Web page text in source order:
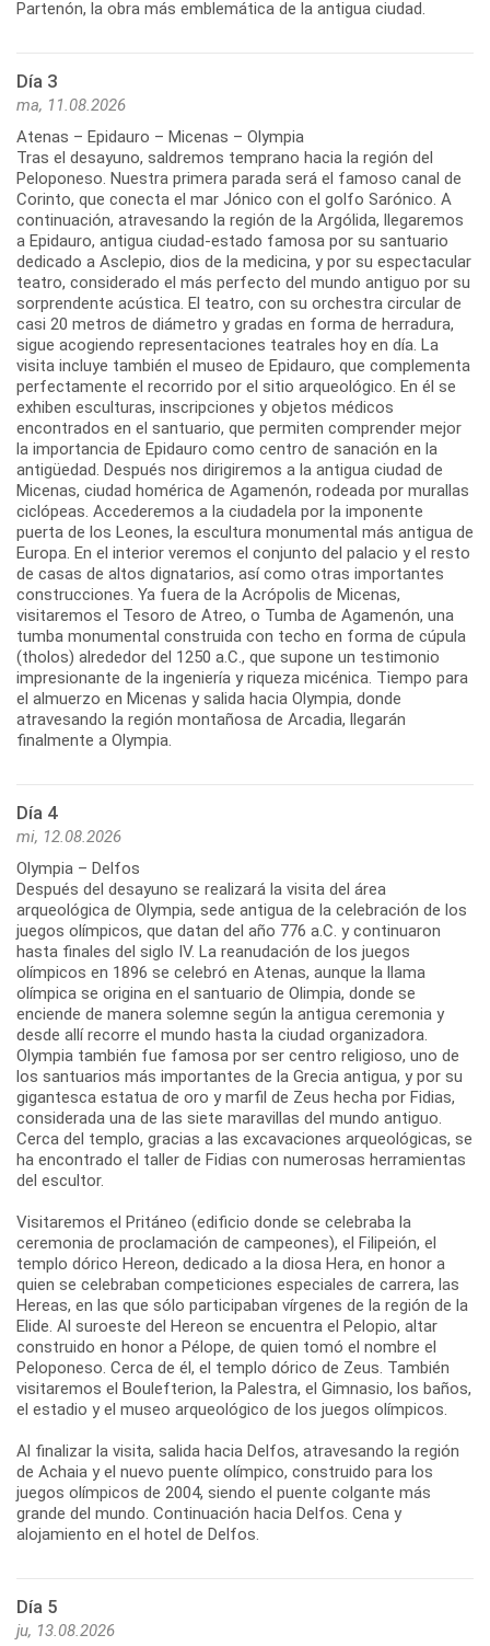
Día 3
ma, 11.08.2026
Atenas – Epidauro – Micenas – Olympia
Tras el desayuno, saldremos temprano hacia la región del
Peloponeso. Nuestra primera parada será el famoso canal de
Corinto, que conecta el mar Jónico con el golfo Sarónico. A
continuación, atravesando la región de la Argólida, llegaremos
a Epidauro, antigua ciudad-estado famosa por su santuario
dedicado a Asclepio, dios de la medicina, y por su espectacular
teatro, considerado el más perfecto del mundo antiguo por su
sorprendente acústica. El teatro, con su orchestra circular de
casi 20 metros de diámetro y gradas en forma de herradura,
sigue acogiendo representaciones teatrales hoy en día. La
visita incluye también el museo de Epidauro, que complementa
perfectamente el recorrido por el sitio arqueológico. En él se
exhiben esculturas, inscripciones y objetos médicos
encontrados en el santuario, que permiten comprender mejor
la importancia de Epidauro como centro de sanación en la
antigüedad. Después nos dirigiremos a la antigua ciudad de
Micenas, ciudad homérica de Agamenón, rodeada por murallas
ciclópeas. Accederemos a la ciudadela por la imponente
puerta de los Leones, la escultura monumental más antigua de
Europa. En el interior veremos el conjunto del palacio y el resto
de casas de altos dignatarios, así como otras importantes
construcciones. Ya fuera de la Acrópolis de Micenas,
visitaremos el Tesoro de Atreo, o Tumba de Agamenón, una
tumba monumental construida con techo en forma de cúpula
(tholos) alrededor del 1250 a.C., que supone un testimonio
impresionante de la ingeniería y riqueza micénica. Tiempo para
el almuerzo en Micenas y salida hacia Olympia, donde
atravesando la región montañosa de Arcadia, llegarán
Día 4
mi, 12.08.2026
Olympia – Delfos
Después del desayuno se realizará la visita del área
arqueológica de Olympia, sede antigua de la celebración de los
juegos olímpicos, que datan del año 776 a.C. y continuaron
hasta finales del siglo IV. La reanudación de los juegos
olímpicos en 1896 se celebró en Atenas, aunque la llama
olímpica se origina en el santuario de Olimpia, donde se
enciende de manera solemne según la antigua ceremonia y
desde allí recorre el mundo hasta la ciudad organizadora.
Olympia también fue famosa por ser centro religioso, uno de
los santuarios más importantes de la Grecia antigua, y por su
gigantesca estatua de oro y marfil de Zeus hecha por Fidias,
considerada una de las siete maravillas del mundo antiguo.
Cerca del templo, gracias a las excavaciones arqueológicas, se
ha encontrado el taller de Fidias con numerosas herramientas
del escultor.
Visitaremos el Pritáneo (edificio donde se celebraba la
ceremonia de proclamación de campeones), el Filipeión, el
templo dórico Hereon, dedicado a la diosa Hera, en honor a
quien se celebraban competiciones especiales de carrera, las
Hereas, en las que sólo participaban vírgenes de la región de la
Elide. Al suroeste del Hereon se encuentra el Pelopio, altar
construido en honor a Pélope, de quien tomó el nombre el
Peloponeso. Cerca de él, el templo dórico de Zeus. También
visitaremos el Boulefterion, la Palestra, el Gimnasio, los baños,
el estadio y el museo arqueológico de los juegos olímpicos.
Al finalizar la visita, salida hacia Delfos, atravesando la región
de Achaia y el nuevo puente olímpico, construido para los
juegos olímpicos de 2004, siendo el puente colgante más
grande del mundo. Continuación hacia Delfos. Cena y
Día 5
ju, 13.08.2026